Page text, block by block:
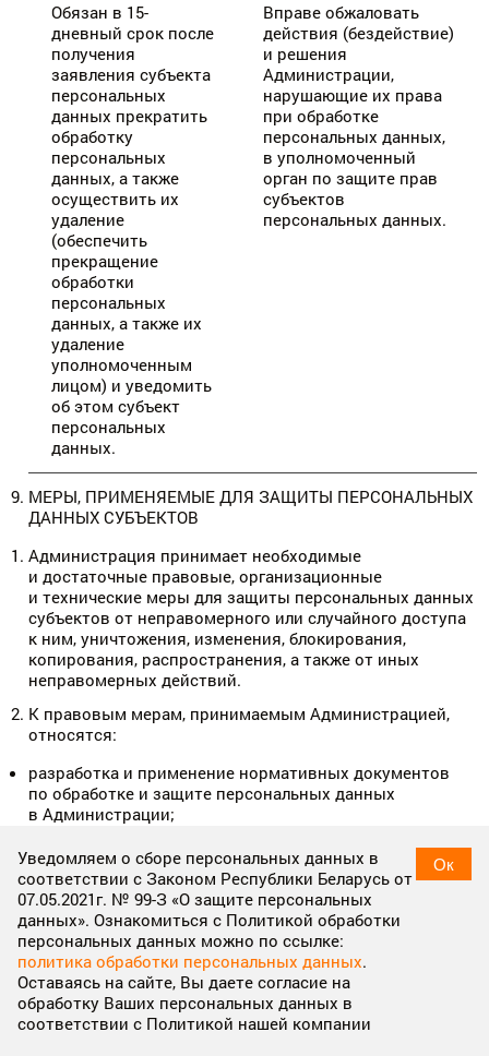
Обязан в 15-
дневный срок после
получения
заявления субъекта
персональных
данных прекратить
обработку
персональных
данных, а также
осуществить их
удаление
(обеспечить
прекращение
обработки
персональных
данных, а также их
удаление
уполномоченным
лицом) и уведомить
об этом субъект
персональных
данных.
Вправе обжаловать
действия (бездействие)
и решения
Администрации,
нарушающие их права
при обработке
персональных данных,
в уполномоченный
орган по защите прав
субъектов
персональных данных.
МЕРЫ, ПРИМЕНЯЕМЫЕ ДЛЯ ЗАЩИТЫ ПЕРСОНАЛЬНЫХ
ДАННЫХ СУБЪЕКТОВ
Администрация принимает необходимые
и достаточные правовые, организационные
и технические меры для защиты персональных данных
субъектов от неправомерного или случайного доступа
к ним, уничтожения, изменения, блокирования,
копирования, распространения, а также от иных
неправомерных действий.
К правовым мерам, принимаемым Администрацией,
относятся:
разработка и применение нормативных документов
по обработке и защите персональных данных
в Администрации;
Администрацией с контрагентами, требований
соблюдения конфиденциальности и обеспечения
безопасности персональных данных субъектов при их
обработке;
издание внутренних документов по вопросам
обработки персональных данных, а также ЛПА,
устанавливающих процедуры, направленные
на предотвращение и выявление нарушений при
Уведомляем о сборе персональных данных в
соответствии с Законом Республики Беларусь от
07.05.2021г. № 99-З «О защите персональных
данных». Ознакомиться с Политикой обработки
персональных данных можно по ссылке:
политика обработки персональных данных.
Оставаясь на сайте, Вы даете согласие на
обработку Ваших персональных данных в
соответствии с Политикой нашей компании
Ок